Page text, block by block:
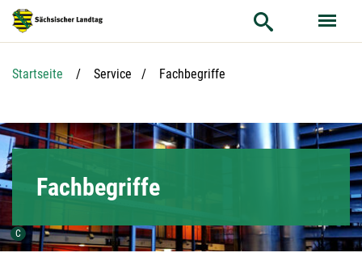
Hauptnavigation
Hauptinhalt
Service
Startseite Service Aktuelle Seite:
Fachbegriffe
C Urheber der Grafik:
Fachbegriffe